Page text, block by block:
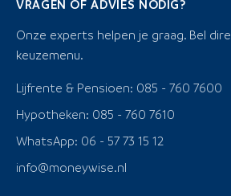
VRAGEN OF ADVIES NODIG?
Onze experts helpen je graag. Bel
keuzemenu.
Lijfrente & Pensioen: 085 - 760 7600
Hypotheken: 085 - 760 7610
WhatsApp: 06 - 57 73 15 12
info@moneywise.nl